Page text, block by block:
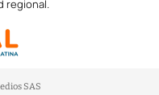
regional.
SAS